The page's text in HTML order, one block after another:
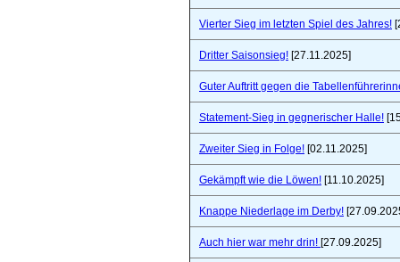
Vierter Sieg im letzten Spiel des Jahres!
Dritter Saisonsieg! [27.11.2025]
Guter Auftritt gegen die
Statement-Sieg in gegnerischer Halle!
Zweiter Sieg in Folge! [02.11.2025]
Gekämpft wie die Löwen! [11.10.2025]
Knappe Niederlage im Derby!
Auch hier war mehr drin! [27.09.2025]